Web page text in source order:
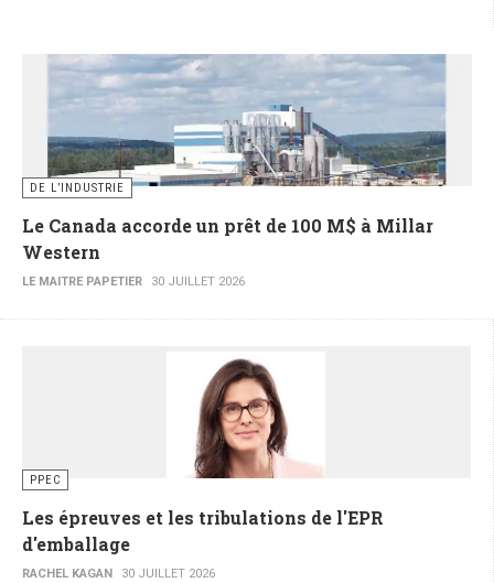
DE L’INDUSTRIE
Le Canada accorde un prêt de 100 M$ à Millar
Western
LE MAITRE PAPETIER 30 JUILLET 2026
PPEC
Les épreuves et les tribulations de l'EPR
d'emballage
RACHEL KAGAN 30 JUILLET 2026